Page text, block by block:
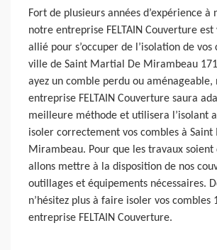
Fort de plusieurs années d’expérience à
notre entreprise FELTAIN Couverture
allié pour s’occuper de l’isolation de vos
ville de Saint Martial De Mirambeau
ayez un comble perdu ou aménageable,
entreprise FELTAIN Couverture saura
meilleure méthode et utilisera l’isolant
isoler correctement vos combles à
Mirambeau. Pour que les travaux soient
allons mettre à la disposition de nos
outillages et équipements nécessaires.
n’hésitez plus à faire isoler vos combles
entreprise FELTAIN Couverture.